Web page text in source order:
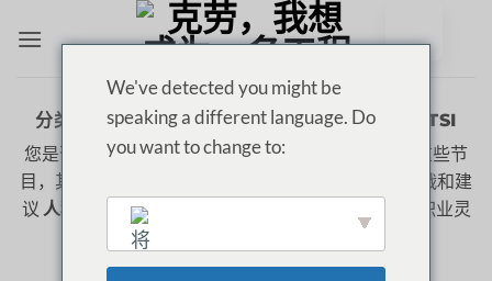
分类存档：INGENIERÍA DE SOFTWARE Y TSI
您是否有兴趣学习软件工程和 IST ?探索 ClauQSI 的这些节
目，其中包括
这方面的挑战和建
议 人种
. 了解在这一领域工作的意义，激发您未来的职业灵
We've detected you might be
speaking a different language. Do
you want to change to: